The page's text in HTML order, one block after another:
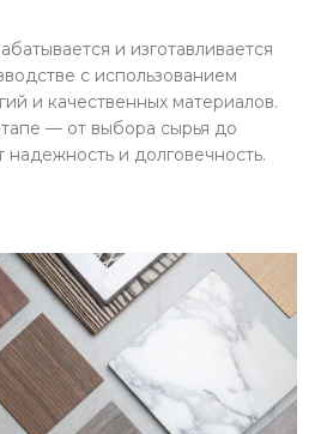
и изготавливается
с использованием
и качественных материалов.
— от выбора сырья до
и долговечность.